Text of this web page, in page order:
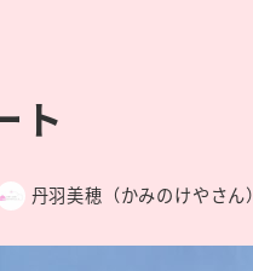
ト
丹羽美穂（かみのけやさん）